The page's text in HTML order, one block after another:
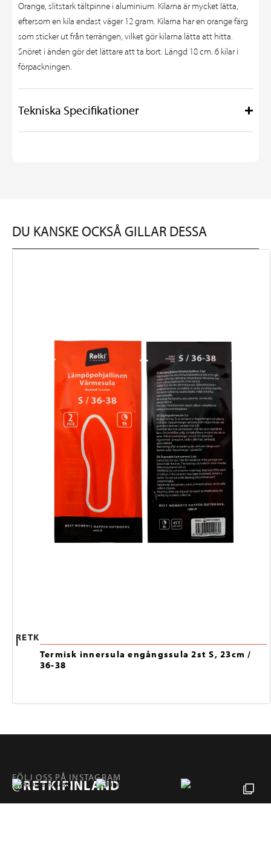
Orange, slitstark tältpinne i aluminium. Kilarna är mycket lätta,
eftersom en kila endast väger 12 gram. Kilarna har en orange färg
som sticker ut från terrängen, vilket gör kilarna lätta att hitta.
Snöret i änden gör det lättare att ta bort. Längd 18 cm. 6 kilar i
förpackningen.
Tekniska Specifikationer
DU KANSKE OCKSÅ GILLAR DESSA
RETK
I
Termisk innersula engångssula 2st S, 23cm /
36-38
FÖLJ OSS PÅ INSTAGRAM
@RETKIFINLAND